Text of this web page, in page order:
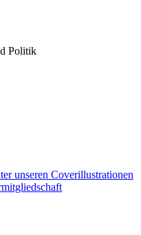
Politik
unseren Coverillustrationen